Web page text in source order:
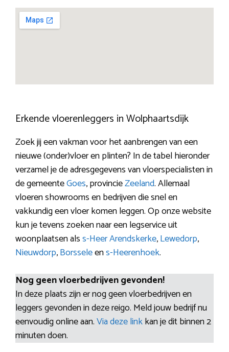
Erkende vloerenleggers in Wolphaartsdijk
Zoek jij een vakman voor het aanbrengen van een
nieuwe (onder)vloer en plinten? In de tabel hieronder
verzamel je de adresgegevens van vloerspecialisten in
de gemeenteGoes, provincieZeeland. Allemaal
vloeren showrooms en bedrijven die snel en
vakkundig een vloer komen leggen. Op onze website
kun je tevens zoeken naar een legservice uit
woonplaatsen alss-Heer Arendskerke,Lewedorp,
Nieuwdorp,Borsseleens-Heerenhoek.
Nog geen vloerbedrijven gevonden!
In deze plaats zijn er nog geen vloerbedrijven en
leggers gevonden in deze reigo. Meld jouw bedrijf nu
eenvoudig online aan.Via deze linkkan je dit binnen 2
minuten doen.